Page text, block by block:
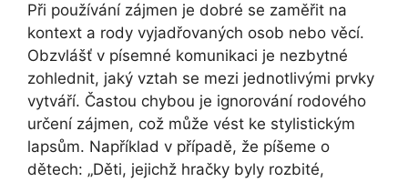
Při používání zájmen je dobré se zaměřit na
kontext a rody vyjadřovaných osob nebo věcí.
Obzvlášť v písemné komunikaci je nezbytné
zohlednit, jaký vztah se mezi jednotlivými prvky
vytváří. Častou chybou je ignorování rodového
určení zájmen, což může vést ke stylistickým
lapsům. Například v případě, že píšeme o
dětech: „Děti, jejichž hračky byly rozbité,